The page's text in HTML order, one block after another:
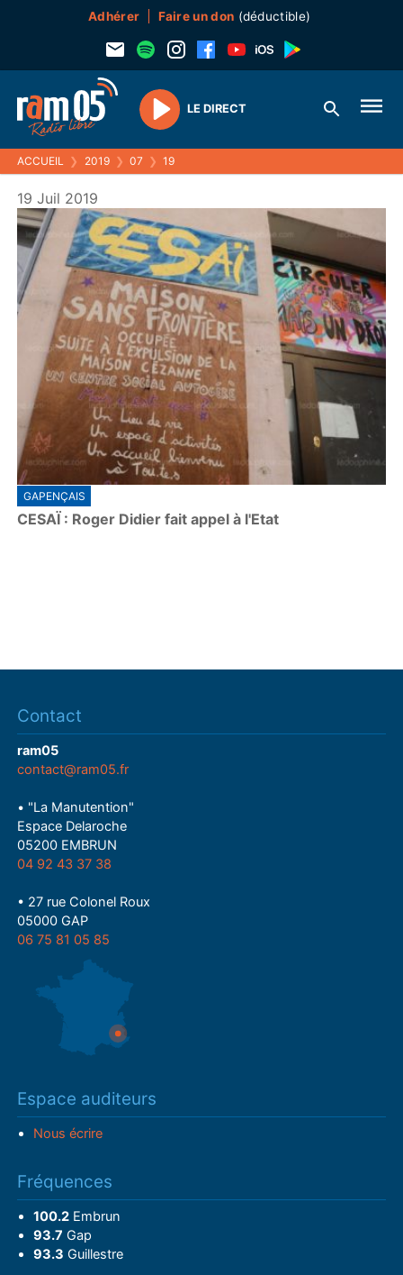
Adhérer Faire un don (déductible)
Play
LE DIRECT
ACCUEIL ❯ 2019 ❯ 07 ❯ 19
19 Juil 2019
GAPENÇAIS
CESAÏ : Roger Didier fait appel à l'Etat
Contact
ram05
contact@ram05.fr
• "La Manutention"
Espace Delaroche
05200 EMBRUN
04 92 43 37 38
• 27 rue Colonel Roux
05000 GAP
06 75 81 05 85
Espace auditeurs
Nous écrire
Fréquences
100.2Embrun
93.7 Gap
93.3 Guillestre